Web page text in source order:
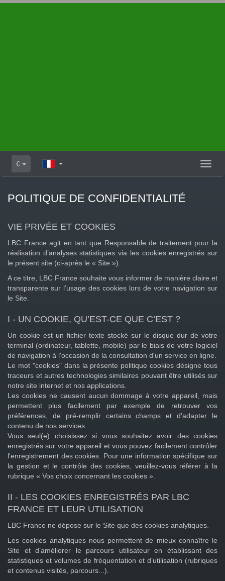
€
POLITIQUE DE CONFIDENTIALITÉ
VIE PRIVÉE ET COOKIES
LBC France agit en tant que Responsable de traitement pour la
réalisation d’analyses statistiques via les cookies enregistrés sur
le présent site (ci-après le « Site »).
A ce titre, LBC France souhaite vous informer de manière claire et
transparente sur l’usage des cookies lors de votre navigation sur
le Site.
I - UN COOKIE, QU’EST-CE QUE C’EST ?
Un cookie est un fichier texte stocké sur le disque dur de votre
terminal (ordinateur, tablette, mobile) par le biais de votre logiciel
de navigation à l'occasion de la consultation d'un service en ligne.
Le mot "cookies" dans la présente politique cookies désigne tous
traceurs et autres technologies similaires pouvant être utilisés sur
notre site internet et nos applications.
Les cookies ne causent aucun dommage à votre appareil, mais
permettent plus facilement par exemple de retrouver vos
préférences, de pré-remplir certains champs et d'adapter le
contenu de nos services.
Vous seul(e) choisissez si vous souhaitez avoir des cookies
enregistrés sur votre appareil et vous pouvez facilement contrôler
l'enregistrement des cookies. Pour une information spécifique sur
la gestion et le contrôle des cookies, veuillez-vous référer à la
rubrique « Vos choix concernant les cookies ».
II - LES COOKIES ENREGISTRÉS PAR LBC
FRANCE ET LEUR UTILISATION
LBC France ne dépose sur le Site que des cookies analytiques.
Les cookies analytiques nous permettent de mieux connaître le
Site et d’améliorer le parcours utilisateur en établissant des
statistiques et volumes de fréquentation et d’utilisation (rubriques
et contenus visités, parcours...).